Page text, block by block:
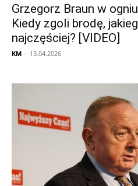
Grzegorz Braun w
Kiedy zgoli brodę,
najczęściej? [VIDEO]
KM - 13.04.2026